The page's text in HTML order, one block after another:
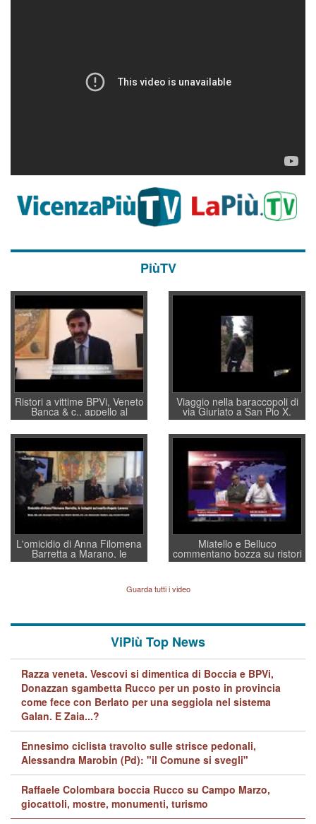
PiùTV
Ristori a vittime BPVi, Veneto
Banca & c., appello al
sottosegretario Alessio
Villarosa: per mettere ordine
convochi con Di Maio CNCU
a supporto della cabina di
regia al Mef
Viaggio nella baraccopoli di
via Giuriato a San Pio X.
Vicenza ai Vicentini: “faremo
un regalo di Natale ai
residenti”
L'omicidio di Anna Filomena
Barretta a Marano, le
indagini dei carabinieri di
Lavarra: più avvincenti di
quelle di... Barbara D'Urso
Miatello e Belluco
commentano bozza su ristori
BPVi e Veneto Banca
Guarda tutti i video
ViPiù Top News
Razza veneta. Vescovi si dimentica di Boccia e BPVi,
Donazzan sgambetta Rucco per un posto in provincia
come fece con Berlato per una seggiola nel sistema
Galan. E Zaia...?
Ennesimo ciclista travolto sulle strisce pedonali,
Alessandra Marobin (Pd): "il Comune si svegli"
Raffaele Colombara boccia Rucco su Campo Marzo,
giocattoli, mostre, monumenti, turismo